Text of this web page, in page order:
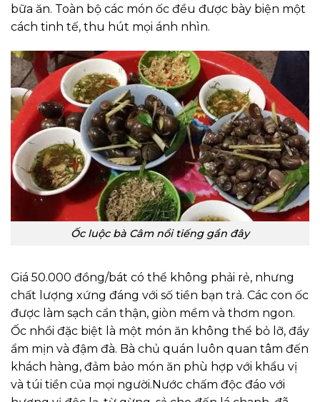
bữa ăn. Toàn bộ các món ốc đều được bày biện một
cách tinh tế, thu hút mọi ánh nhìn.
Ốc luộc bà Câm nổi tiếng gần đây
Giá 50.000 đồng/bát có thể không phải rẻ, nhưng
chất lượng xứng đáng với số tiền bạn trả. Các con ốc
được làm sạch cẩn thận, giòn mềm và thơm ngon.
Ốc nhồi đặc biệt là một món ăn không thể bỏ lỡ, đầy
ẩm mịn và đậm đà. Bà chủ quán luôn quan tâm đến
khách hàng, đảm bảo món ăn phù hợp với khẩu vị
và túi tiền của mọi người. Nước chấm độc đáo với